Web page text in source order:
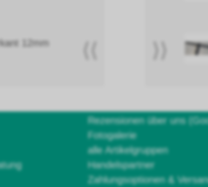
12mm
Rezensionen über uns
Fotogalerie
alle Artikelgruppen
Handelspartner
Zahlungsoptionen &